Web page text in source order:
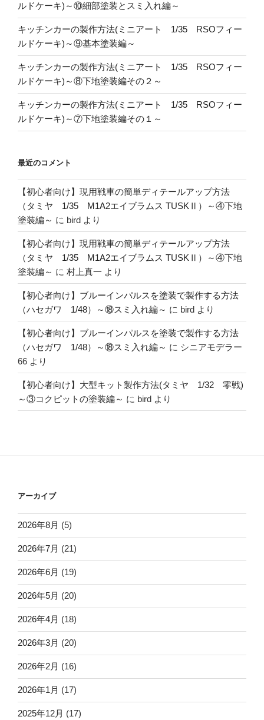
ルドケーキ)～⑩細部塗装とスミ入れ編～
キッチンカーの製作方法(ミニアート 1/35 RSOフィー
ルドケーキ)～⑨基本塗装編～
キッチンカーの製作方法(ミニアート 1/35 RSOフィー
ルドケーキ)～⑧下地塗装編その２～
キッチンカーの製作方法(ミニアート 1/35 RSOフィー
ルドケーキ)～⑦下地塗装編その１～
最近のコメント
【初心者向け】現用戦車の簡単ディテールアップ方法
（タミヤ 1/35 M1A2エイブラムス TUSKⅡ）～④下地
塗装編～ に bird より
【初心者向け】現用戦車の簡単ディテールアップ方法
（タミヤ 1/35 M1A2エイブラムス TUSKⅡ）～④下地
塗装編～ に 村上真一 より
【初心者向け】ブルーインパルスを塗装で製作する方法
（ハセガワ 1/48）～⑱スミ入れ編～ に bird より
【初心者向け】ブルーインパルスを塗装で製作する方法
（ハセガワ 1/48）～⑱スミ入れ編～ に シニアモデラー
66 より
【初心者向け】大型キット製作方法(タミヤ 1/32 零戦)
～③コクピットの塗装編～ に bird より
アーカイブ
2026年8月 (5)
2026年7月 (21)
2026年6月 (19)
2026年5月 (20)
2026年4月 (18)
2026年3月 (20)
2026年2月 (16)
2026年1月 (17)
2025年12月 (17)